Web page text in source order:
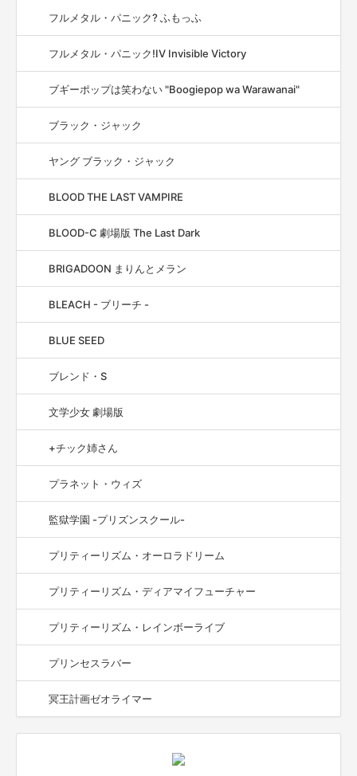
フルメタル・パニック? ふもっふ
フルメタル・パニック!IV Invisible Victory
ブギーポップは笑わない "Boogiepop wa Warawanai"
ブラック・ジャック
ヤング ブラック・ジャック
BLOOD THE LAST VAMPIRE
BLOOD-C 劇場版 The Last Dark
BRIGADOON まりんとメラン
BLEACH - ブリーチ -
BLUE SEED
ブレンド・S
文学少女 劇場版
+チック姉さん
プラネット・ウィズ
監獄学園 -プリズンスクール-
プリティーリズム・オーロラドリーム
プリティーリズム・ディアマイフューチャー
プリティーリズム・レインボーライブ
プリンセスラバー
冥王計画ゼオライマー